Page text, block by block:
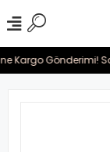
Kargo Gönderimi!